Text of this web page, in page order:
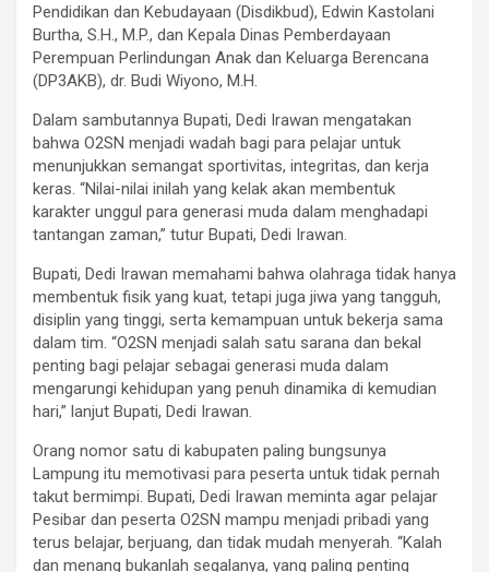
Pendidikan dan Kebudayaan (Disdikbud), Edwin Kastolani
Burtha, S.H., M.P., dan Kepala Dinas Pemberdayaan
Perempuan Perlindungan Anak dan Keluarga Berencana
(DP3AKB), dr. Budi Wiyono, M.H.
Dalam sambutannya Bupati, Dedi Irawan mengatakan
bahwa O2SN menjadi wadah bagi para pelajar untuk
menunjukkan semangat sportivitas, integritas, dan kerja
keras. “Nilai-nilai inilah yang kelak akan membentuk
karakter unggul para generasi muda dalam menghadapi
tantangan zaman,” tutur Bupati, Dedi Irawan.
Bupati, Dedi Irawan memahami bahwa olahraga tidak hanya
membentuk fisik yang kuat, tetapi juga jiwa yang tangguh,
disiplin yang tinggi, serta kemampuan untuk bekerja sama
dalam tim. “O2SN menjadi salah satu sarana dan bekal
penting bagi pelajar sebagai generasi muda dalam
mengarungi kehidupan yang penuh dinamika di kemudian
hari,” lanjut Bupati, Dedi Irawan.
Orang nomor satu di kabupaten paling bungsunya
Lampung itu memotivasi para peserta untuk tidak pernah
takut bermimpi. Bupati, Dedi Irawan meminta agar pelajar
Pesibar dan peserta O2SN mampu menjadi pribadi yang
terus belajar, berjuang, dan tidak mudah menyerah. “Kalah
dan menang bukanlah segalanya, yang paling penting